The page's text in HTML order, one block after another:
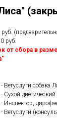
руб.
от сбора в
собака
Сухой
Инспектор,